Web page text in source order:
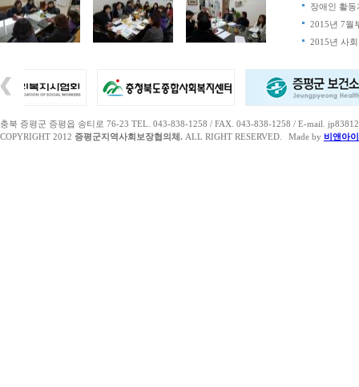
장애인 활
2015년 7월
2015년 사
충북 증평군 증평읍 송티로 76-23 TEL. 043-838-1258 / FAX. 043-838-1258 / E-mail.
COPYRIGHT 2012 증평군지역사회보장협의체. ALL RIGHT RESERVED. Made by 비앤아이